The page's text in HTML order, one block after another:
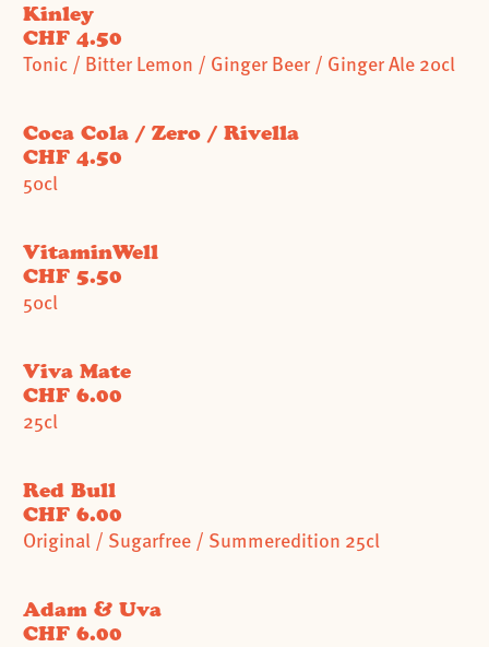
Kinley
CHF 4.50
Tonic / Bitter Lemon / Ginger Beer / Ginger Ale 20cl
Coca Cola / Zero / Rivella
CHF 4.50
50cl
VitaminWell
CHF 5.50
50cl
Viva Mate
CHF 6.00
25cl
Red Bull
CHF 6.00
Original / Sugarfree / Summeredition 25cl
Adam & Uva
CHF 6.00